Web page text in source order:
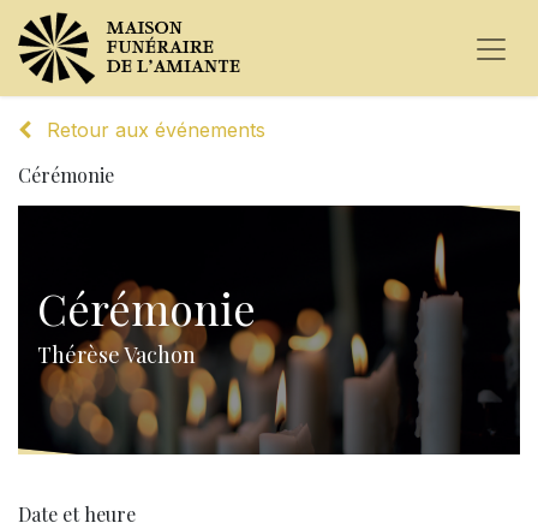
Retour aux événements
Cérémonie
Cérémonie
Thérèse Vachon
Date et heure